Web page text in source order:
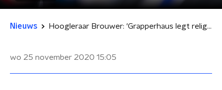
Nieuws Hoogleraar Brouwer: 'Grapperhaus legt religie-uitzondering mondkapjesplicht verkeerd uit'
wo 25 november 2020 15:05